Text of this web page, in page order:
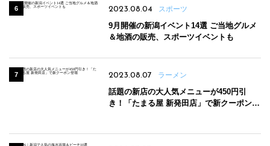
2023.08.04 スポーツ
9月開催の新潟イベント14選 ご当地グルメ
＆地酒の販売、スポーツイベントも
2023.08.07 ラーメン
話題の新店の大人気メニューが450円引
き！「たまる屋 新発田店」で新クーポン登